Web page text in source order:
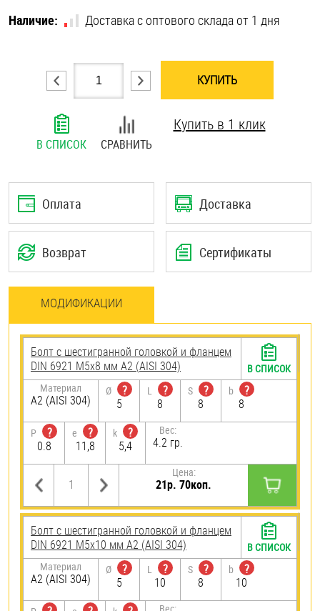
Штифты и пальцы
Наличие:
Доставка с оптового склада от 1 дня
КУПИТЬ
В СПИСОК СРАВНИТЬ
Купить в 1 клик
Оплата Доставка
Возврат Сертификаты
МОДИФИКАЦИИ
Болт с шестигранной головкой и фланцем
DIN 6921 М5х8 мм А2 (AISI 304)
Материал
А2 (AISI 304)
Ø
?
5
L
?
8
S
?
8
b
?
8
P
?
0.8
e
?
11,8
k
?
5,4
Вес:
4.2 гр.
Цена:
21р. 70коп.
В СПИСОК
Болт с шестигранной головкой и фланцем
DIN 6921 М5х10 мм А2 (AISI 304)
Материал
А2 (AISI 304)
Ø
?
5
L
?
10
S
?
8
b
?
10
В СПИСОК